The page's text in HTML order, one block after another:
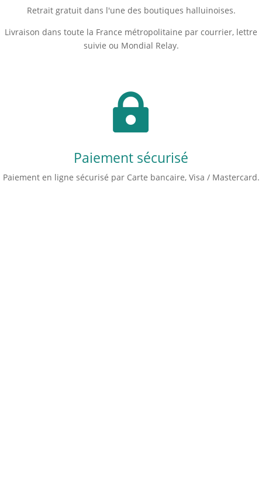
Retrait gratuit dans l'une des boutiques halluinoises.
Livraison dans toute la France métropolitaine par courrier, lettre
suivie ou Mondial Relay.

Paiement sécurisé
Paiement en ligne sécurisé par Carte bancaire, Visa / Mastercard.